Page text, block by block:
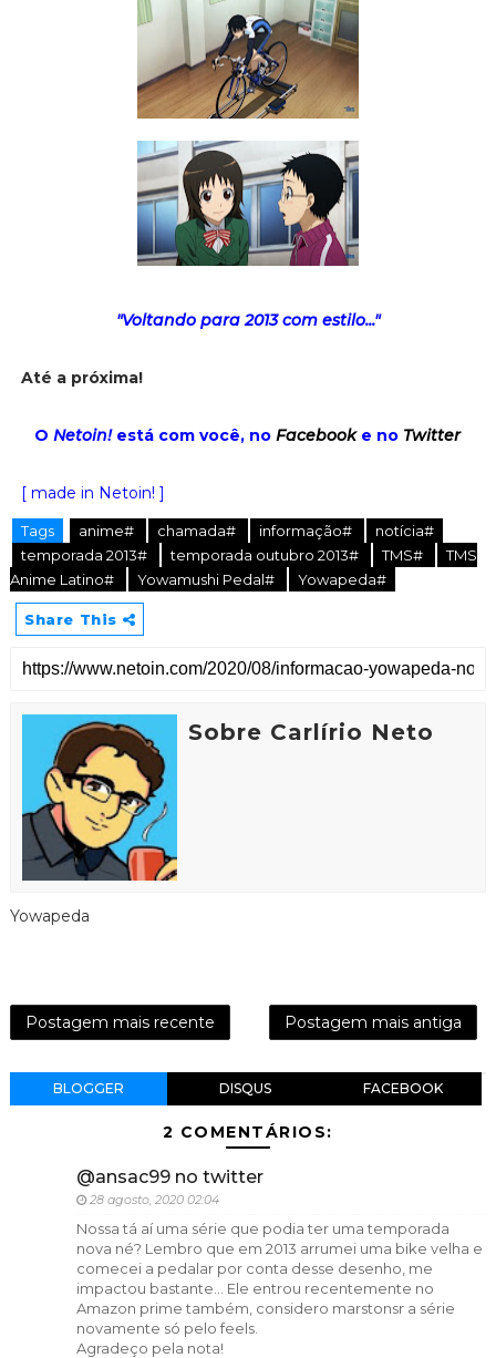
"Voltando para 2013 com estilo..."
Até a próxima!
ONetoin!está com você, noFacebooke no Twitter
[ made in Netoin! ]
Tags anime# chamada# informação#
notícia#
temporada 2013#
temporada outubro 2013# TMS#
TMS
Anime Latino#
Yowamushi Pedal# Yowapeda#
Share This
Sobre Carlírio Neto
Yowapeda
Postagem mais recente Postagem mais antiga
BLOGGER DISQUS FACEBOOK
2 COMENTÁRIOS:
@ansac99 no twitter
28 agosto, 2020 02:04
Nossa tá aí uma série que podia ter uma temporada
nova né? Lembro que em 2013 arrumei uma bike velha e
comecei a pedalar por conta desse desenho, me
impactou bastante... Ele entrou recentemente no
Amazon prime também, considero marstonsr a série
novamente só pelo feels.
Agradeço pela nota!